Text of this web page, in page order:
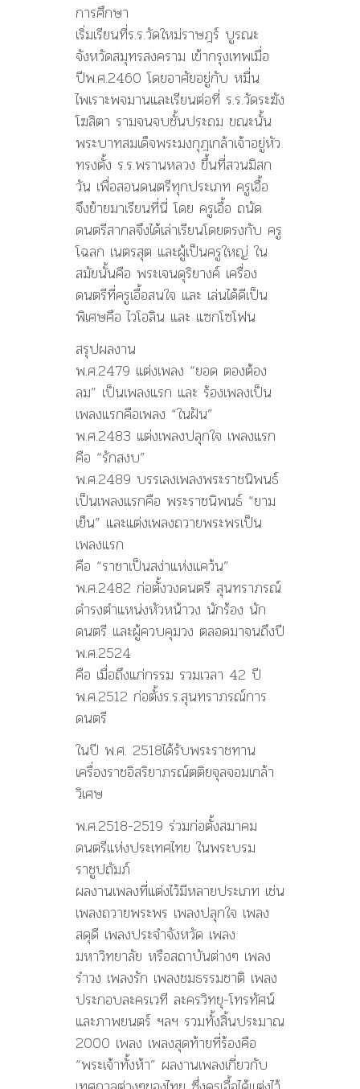
การศึกษา
เริ่มเรียนที่ร.ร.วัดใหม่ราษฎร์ บูรณะ
จังหวัดสมุทรสงคราม เข้ากรุงเทพเมื่อ
ปีพ.ศ.2460 โดยอาศัยอยู่กับ หมื่น
ไพเราะพจมานและเรียนต่อที่ ร.ร.วัดระฆัง
โฆสิตา รามจนจบชั้นประถม ขณะนั้น
พระบาทสมเด็จพระมงกุฎเกล้าเจ้าอยู่หัว
ทรงตั้ง ร.ร.พรานหลวง ขึ้นที่สวนมิสก
วัน เพื่อสอนดนตรีทุกประเภท ครูเอื้อ
จึงย้ายมาเรียนที่นี่ โดย ครูเอื้อ ถนัด
ดนตรีสากลจึงได้เล่าเรียนโดยตรงกับ ครู
โฉลก เนตรสุต และผู้เป็นครูใหญ่ ใน
สมัยนั้นคือ พระเจนดุริยางค์ เครื่อง
ดนตรีที่ครูเอื้อสนใจ และ เล่นได้ดีเป็น
พิเศษคือ ไวโอลิน และ แซกโซโฟน
สรุปผลงาน
พ.ศ.2479 แต่งเพลง “ยอด ตองต้อง
ลม” เป็นเพลงแรก และ ร้องเพลงเป็น
เพลงแรกคือเพลง “ในฝัน”
พ.ศ.2483 แต่งเพลงปลุกใจ เพลงแรก
คือ “รักสงบ”
พ.ศ.2489 บรรเลงเพลงพระราชนิพนธ์
เป็นเพลงแรกคือ พระราชนิพนธ์ “ยาม
เย็น” และแต่งเพลงถวายพระพรเป็น
เพลงแรก
คือ “ราชาเป็นสง่าแห่งแคว้น”
พ.ศ.2482 ก่อตั้งวงดนตรี สุนทราภรณ์
ดำรงตำแหน่งหัวหน้าวง นักร้อง นัก
ดนตรี และผู้ควบคุมวง ตลอดมาจนถึงปี
พ.ศ.2524
คือ เมื่อถึงแก่กรรม รวมเวลา 42 ปี
พ.ศ.2512 ก่อตั้งร.ร.สุนทราภรณ์การ
ดนตรี
ในปี พ.ศ. 2518ได้รับพระราชทาน
เครื่องราชอิสริยาภรณ์ตติยจุลจอมเกล้า
วิเศษ
พ.ศ.2518-2519 ร่วมก่อตั้งสมาคม
ดนตรีแห่งประเทศไทย ในพระบรม
ราชูปถัมภ์
ผลงานเพลงที่แต่งไว้มีหลายประเภท เช่น
เพลงถวายพระพร เพลงปลุกใจ เพลง
สดุดี เพลงประจำจังหวัด เพลง
มหาวิทยาลัย หรือสถาบันต่างๆ เพลง
รำวง เพลงรัก เพลงชมธรรมชาติ เพลง
ประกอบละครเวที ละครวิทยุ-โทรทัศน์
และภาพยนตร์ ฯลฯ รวมทั้งสิ้นประมาณ
2000 เพลง เพลงสุดท้ายที่ร้องคือ
“พระเจ้าทั้งห้า” ผลงานเพลงเกี่ยวกับ